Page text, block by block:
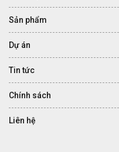
Sản phẩm
Dự án
Tin tức
Chính sách
Liên hệ